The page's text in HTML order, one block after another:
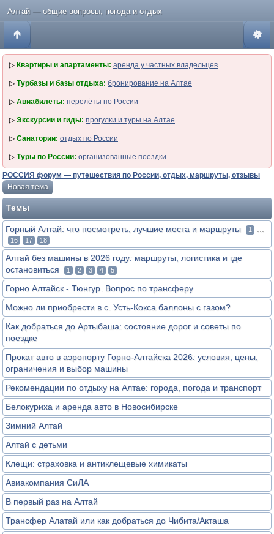
Алтай — общие вопросы, погода и отдых
▷ Квартиры и апартаменты: аренда у частных владельцев
▷ Турбазы и базы отдыха: бронирование на Алтае
▷ Авиабилеты: перелёты по России
▷ Экскурсии и гиды: прогулки и туры на Алтае
▷ Санатории: отдых по России
▷ Туры по России: организованные поездки
РОССИЯ форум — путешествия по России, отдых, маршруты, отзывы
Новая тема
Темы
Горный Алтай: что посмотреть, лучшие места и маршруты 1
16 17 18
Алтай без машины в 2026 году: маршруты, логистика и где
остановиться
1 2 3 4 5
Горно Алтайск - Тюнгур. Вопрос по трансферу
Можно ли приобрести в с. Усть-Кокса баллоны с газом?
Как добраться до Артыбаша: состояние дорог и советы по
поездке
Прокат авто в аэропорту Горно-Алтайска 2026: условия, цены,
ограничения и выбор машины
Рекомендации по отдыху на Алтае: города, погода и транспорт
Белокуриха и аренда авто в Новосибирске
Зимний Алтай
Алтай с детьми
Клещи: страховка и антиклещевые химикаты
Авиакомпания СиЛА
В первый раз на Алтай
Трансфер Алатай или как добраться до Чибита/Акташа